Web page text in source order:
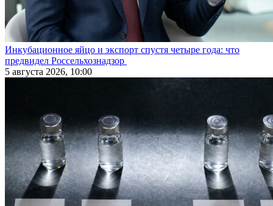
Инкубационное яйцо и экспорт спустя четыре года: что
предвидел Россельхознадзор
5 августа 2026, 10:00